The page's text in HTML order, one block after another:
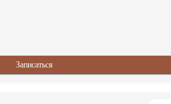
Записаться